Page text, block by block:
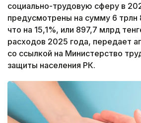
социально-трудовую сферу в
предусмотрены на сумму 6 трлн
что на 15,1%, или 897,7 млрд
расходов 2025 года, передает
со ссылкой на Министерство
защиты населения РК.